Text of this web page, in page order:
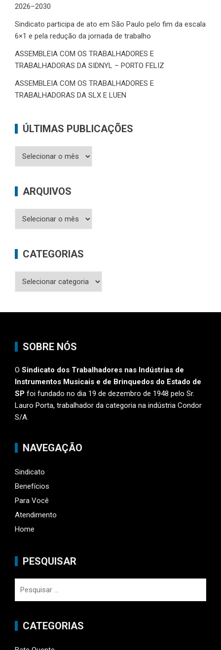
2026–2030
Sindicato participa de ato em São Paulo pelo fim da escala
6×1 e pela redução da jornada de trabalho
ASSEMBLEIA COM OS TRABALHADORES E
TRABALHADORAS DA SIDNYL – PORTO FELIZ
ASSEMBLEIA COM OS TRABALHADORES E
TRABALHADORAS DA SLX E LUEN
ÚLTIMAS PUBLICAÇÕES
Últimas
ARQUIVOS
Arquivos
CATEGORIAS
Categorias
SOBRE NÓS
O Sindicato dos Trabalhadores nas Indústrias de
Instrumentos Musicais e de Brinquedos do Estado de
SP foi fundado no dia 19 de dezembro de 1948 pelo Sr.
Lauro Porta, trabalhador da categoria na indústria Condor
S/A.
NAVEGAÇÃO
Sindicato
Benefícios
Para Você
Atendimento
Home
PESQUISAR
CATEGORIAS